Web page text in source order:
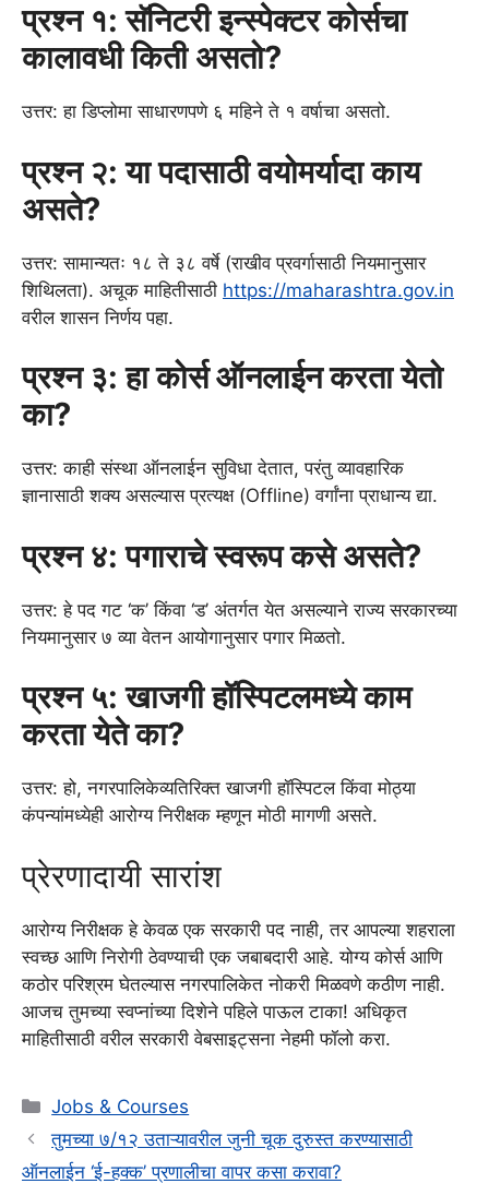
प्रश्न १: सॅनिटरी इन्स्पेक्टर कोर्सचा
कालावधी किती असतो?
उत्तर: हा डिप्लोमा साधारणपणे ६ महिने ते १ वर्षाचा असतो.
प्रश्न २: या पदासाठी वयोमर्यादा काय
असते?
उत्तर: सामान्यतः १८ ते ३८ वर्षे (राखीव प्रवर्गासाठी नियमानुसार
शिथिलता). अचूक माहितीसाठी https://maharashtra.gov.in
वरील शासन निर्णय पहा.
प्रश्न ३: हा कोर्स ऑनलाईन करता येतो
का?
उत्तर: काही संस्था ऑनलाईन सुविधा देतात, परंतु व्यावहारिक
ज्ञानासाठी शक्य असल्यास प्रत्यक्ष (Offline) वर्गांना प्राधान्य द्या.
प्रश्न ४: पगाराचे स्वरूप कसे असते?
उत्तर: हे पद गट ‘क’ किंवा ‘ड’ अंतर्गत येत असल्याने राज्य सरकारच्या
नियमानुसार ७ व्या वेतन आयोगानुसार पगार मिळतो.
प्रश्न ५: खाजगी हॉस्पिटलमध्ये काम
करता येते का?
उत्तर: हो, नगरपालिकेव्यतिरिक्त खाजगी हॉस्पिटल किंवा मोठ्या
कंपन्यांमध्येही आरोग्य निरीक्षक म्हणून मोठी मागणी असते.
प्रेरणादायी सारांश
आरोग्य निरीक्षक हे केवळ एक सरकारी पद नाही, तर आपल्या शहराला
स्वच्छ आणि निरोगी ठेवण्याची एक जबाबदारी आहे. योग्य कोर्स आणि
कठोर परिश्रम घेतल्यास नगरपालिकेत नोकरी मिळवणे कठीण नाही.
आजच तुमच्या स्वप्नांच्या दिशेने पहिले पाऊल टाका! अधिकृत
माहितीसाठी वरील सरकारी वेबसाइट्सना नेहमी फॉलो करा.
Categories
Jobs & Courses
तुमच्या ७/१२ उताऱ्यावरील जुनी चूक दुरुस्त करण्यासाठी
ऑनलाईन ‘ई-हक्क’ प्रणालीचा वापर कसा करावा?